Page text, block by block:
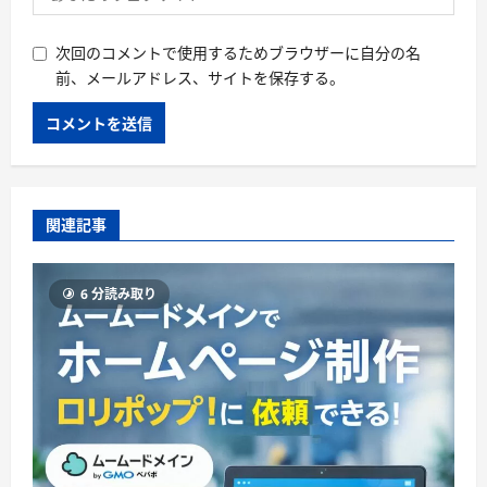
次回のコメントで使用するためブラウザーに自分の名
前、メールアドレス、サイトを保存する。
関連記事
6 分読み取り